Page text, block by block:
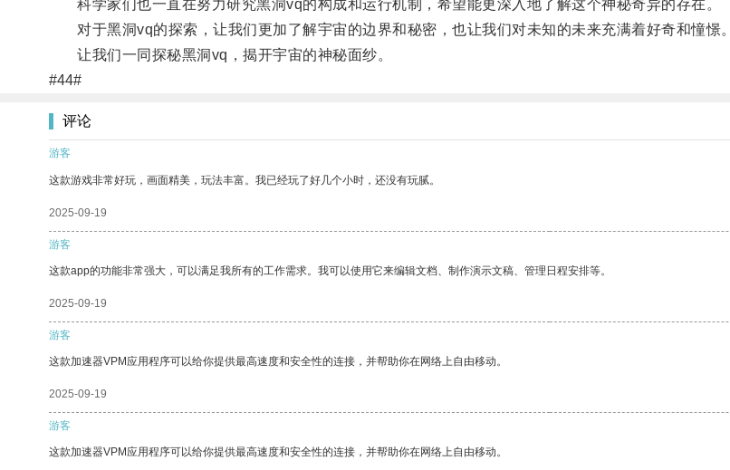
科学家们也一直在努力研究黑洞vq的构成和运行机制，希望能更深入地了解这个神秘奇异的存在。
对于黑洞vq的探索，让我们更加了解宇宙的边界和秘密，也让我们对未知的未来充满着好奇和憧憬。
让我们一同探秘黑洞vq，揭开宇宙的神秘面纱。
#44#
评论
游客
这款游戏非常好玩，画面精美，玩法丰富。我已经玩了好几个小时，还没有玩腻。
2025-09-19
游客
这款app的功能非常强大，可以满足我所有的工作需求。我可以使用它来编辑文档、制作演示文稿、管理日程安排等。
2025-09-19
游客
这款加速器VPM应用程序可以给你提供最高速度和安全性的连接，并帮助你在网络上自由移动。
2025-09-19
游客
这款加速器VPM应用程序可以给你提供最高速度和安全性的连接，并帮助你在网络上自由移动。